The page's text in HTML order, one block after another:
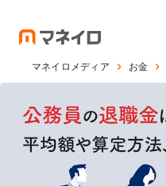
マネイロメディア お金